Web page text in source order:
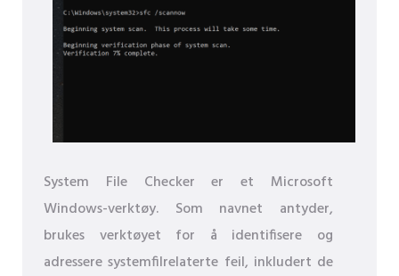
System File Checker er et Microsoft
Windows-verktøy. Som navnet antyder,
brukes verktøyet for å identifisere og
adressere systemfilrelaterte feil, inkludert de